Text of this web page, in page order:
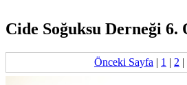
Cide Soğuksu Derneği 6.
Önceki Sayfa | 1 | 2 |